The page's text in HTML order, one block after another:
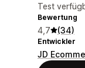
Test
Bewertung
4,7 (34)
Entwickler
JD